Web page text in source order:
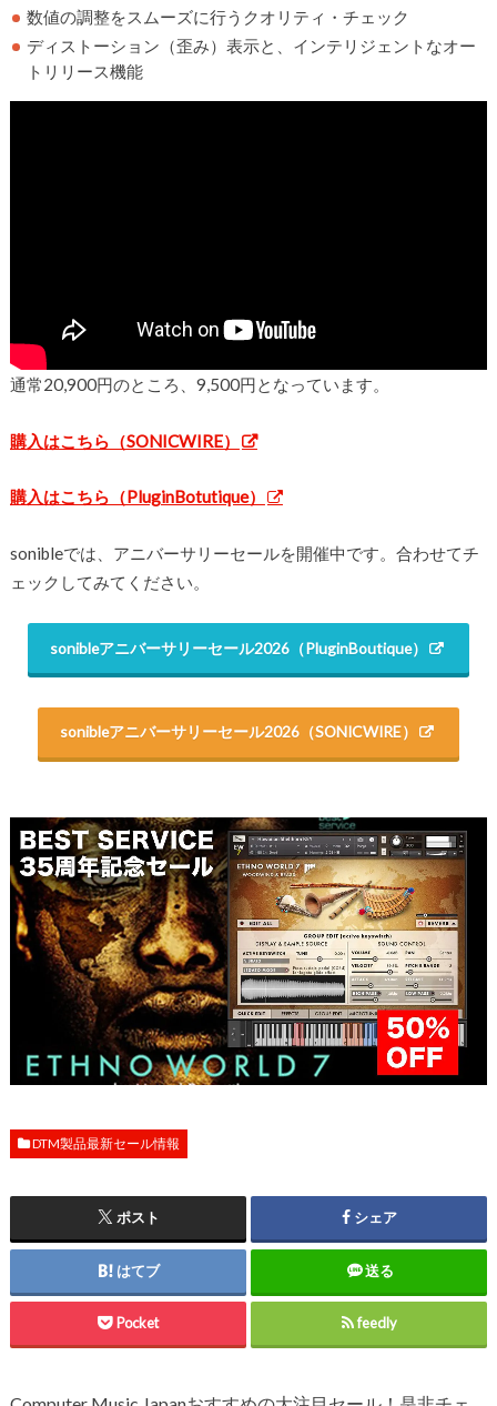
数値の調整をスムーズに行うクオリティ・チェック
ディストーション（歪み）表示と、インテリジェントなオー
トリリース機能
通常20,900円のところ、9,500円となっています。
購入はこちら（SONICWIRE）
購入はこちら（PluginBotutique）
sonibleでは、アニバーサリーセールを開催中です。合わせてチ
ェックしてみてください。
sonibleアニバーサリーセール2026（PluginBoutique）
sonibleアニバーサリーセール2026（SONICWIRE）
DTM製品最新セール情報
ポスト シェア
はてブ 送る
Pocket feedly